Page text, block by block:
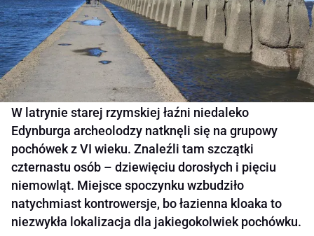
W latrynie starej rzymskiej łaźni niedaleko
Edynburga archeolodzy natknęli się na grupowy
pochówek z VI wieku. Znaleźli tam szczątki
czternastu osób – dziewięciu dorosłych i pięciu
niemowląt. Miejsce spoczynku wzbudziło
natychmiast kontrowersje, bo łazienna kloaka to
niezwykła lokalizacja dla jakiegokolwiek pochówku.